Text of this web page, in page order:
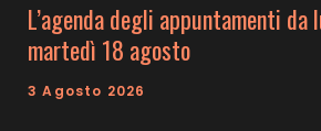
L’agenda degli appuntamenti da
martedì 18 agosto
3 Agosto 2026